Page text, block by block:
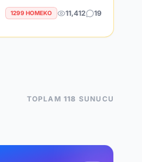
1299 HOMEKO 11,412 19
TOPLAM 118 SUNUCU